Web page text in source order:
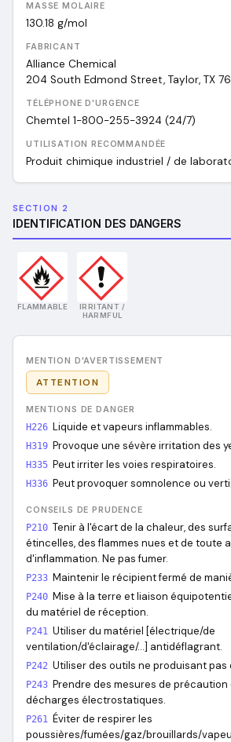
MASSE MOLAIRE
130.18 g/mol
FABRICANT
Alliance Chemical
204 South Edmond Street, Taylor, TX
TÉLÉPHONE D'URGENCE
Chemtel 1-800-255-3924 (24/7)
UTILISATION RECOMMANDÉE
Produit chimique industriel / de
SECTION 2
IDENTIFICATION DES DANGERS
FLAMMABLE
IRRITANT /
HARMFUL
MENTION D'AVERTISSEMENT
ATTENTION
MENTIONS DE DANGER
H226 Liquide et vapeurs inflammables.
H319 Provoque une sévère irritation des
H335 Peut irriter les voies respiratoires.
H336 Peut provoquer somnolence ou
CONSEILS DE PRUDENCE
P210 Tenir à l'écart de la chaleur, des
étincelles, des flammes nues et de toute
d'inflammation. Ne pas fumer.
P233 Maintenir le récipient fermé de
P240 Mise à la terre et liaison
du matériel de réception.
P241 Utiliser du matériel [électrique/de
ventilation/d'éclairage/…] antidéflagrant.
P242 Utiliser des outils ne produisant pas
P243 Prendre des mesures de
décharges électrostatiques.
P261 Éviter de respirer les
poussières/fumées/gaz/brouillards/